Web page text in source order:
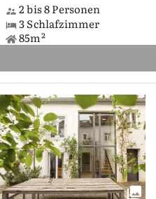
2 bis 8 Personen
3 Schlafzimmer
85m²